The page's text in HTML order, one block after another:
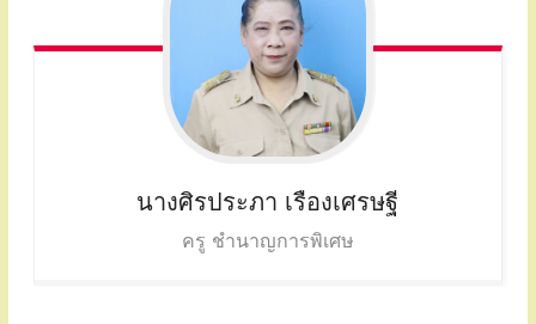
นางศิรประภา เรืองเศรษฐี
ครู ชำนาญการพิเศษ